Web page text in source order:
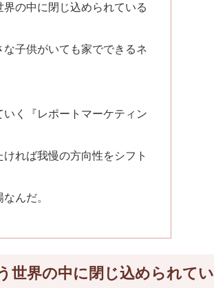
の中に閉じ込められている
子供がいても家でできるネ
く『レポートマーケティン
れば我慢の方向性をシフト
んだ。
世界の中に閉じ込められてい